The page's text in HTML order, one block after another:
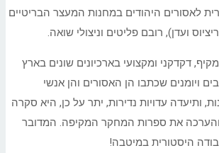
לאסורים היהודים במחנות המעצר הבריטיים
ועדן), רובם פליטים וניצולי שואה.
דקדקני ומקצועי בארכיונים שונים בארץ
ויומנים שכתבו הן האסורים והן אנשי
ותיעדה עדויות נדירות, יתר על כן, היא סקרה
את ספרות המחקר המקיפה. המדובר
היסטורית במיטבה!